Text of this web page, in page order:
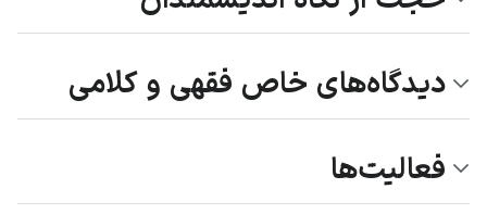
دیدگاه‌های خاص فقهی و کلامی
فعالیت‌ها